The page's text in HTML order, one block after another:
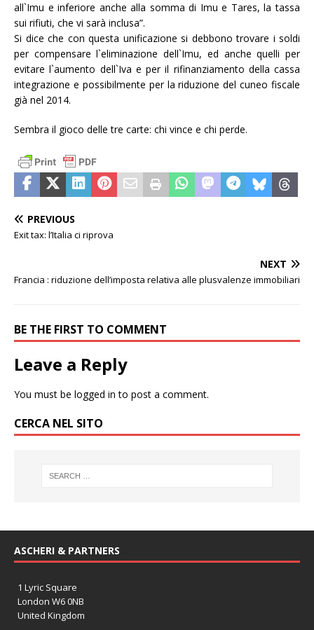
all`Imu e inferiore anche alla somma di Imu e Tares, la tassa
sui rifiuti, che vi sarà inclusa”.
Si dice che con questa unificazione si debbono trovare i soldi
per compensare l`eliminazione dell`Imu, ed anche quelli per
evitare l`aumento dell`Iva e per il rifinanziamento della cassa
integrazione e possibilmente per la riduzione del cuneo fiscale
già nel 2014.
Sembra il gioco delle tre carte: chi vince e chi perde.
PREVIOUS
Exit tax: l’Italia ci riprova
NEXT
Francia : riduzione dell’imposta relativa alle plusvalenze immobiliari
BE THE FIRST TO COMMENT
Leave a Reply
You must be logged in to post a comment.
CERCA NEL SITO
ASCHERI & PARTNERS
1 Lyric Square
London W6 0NB
United Kingdom